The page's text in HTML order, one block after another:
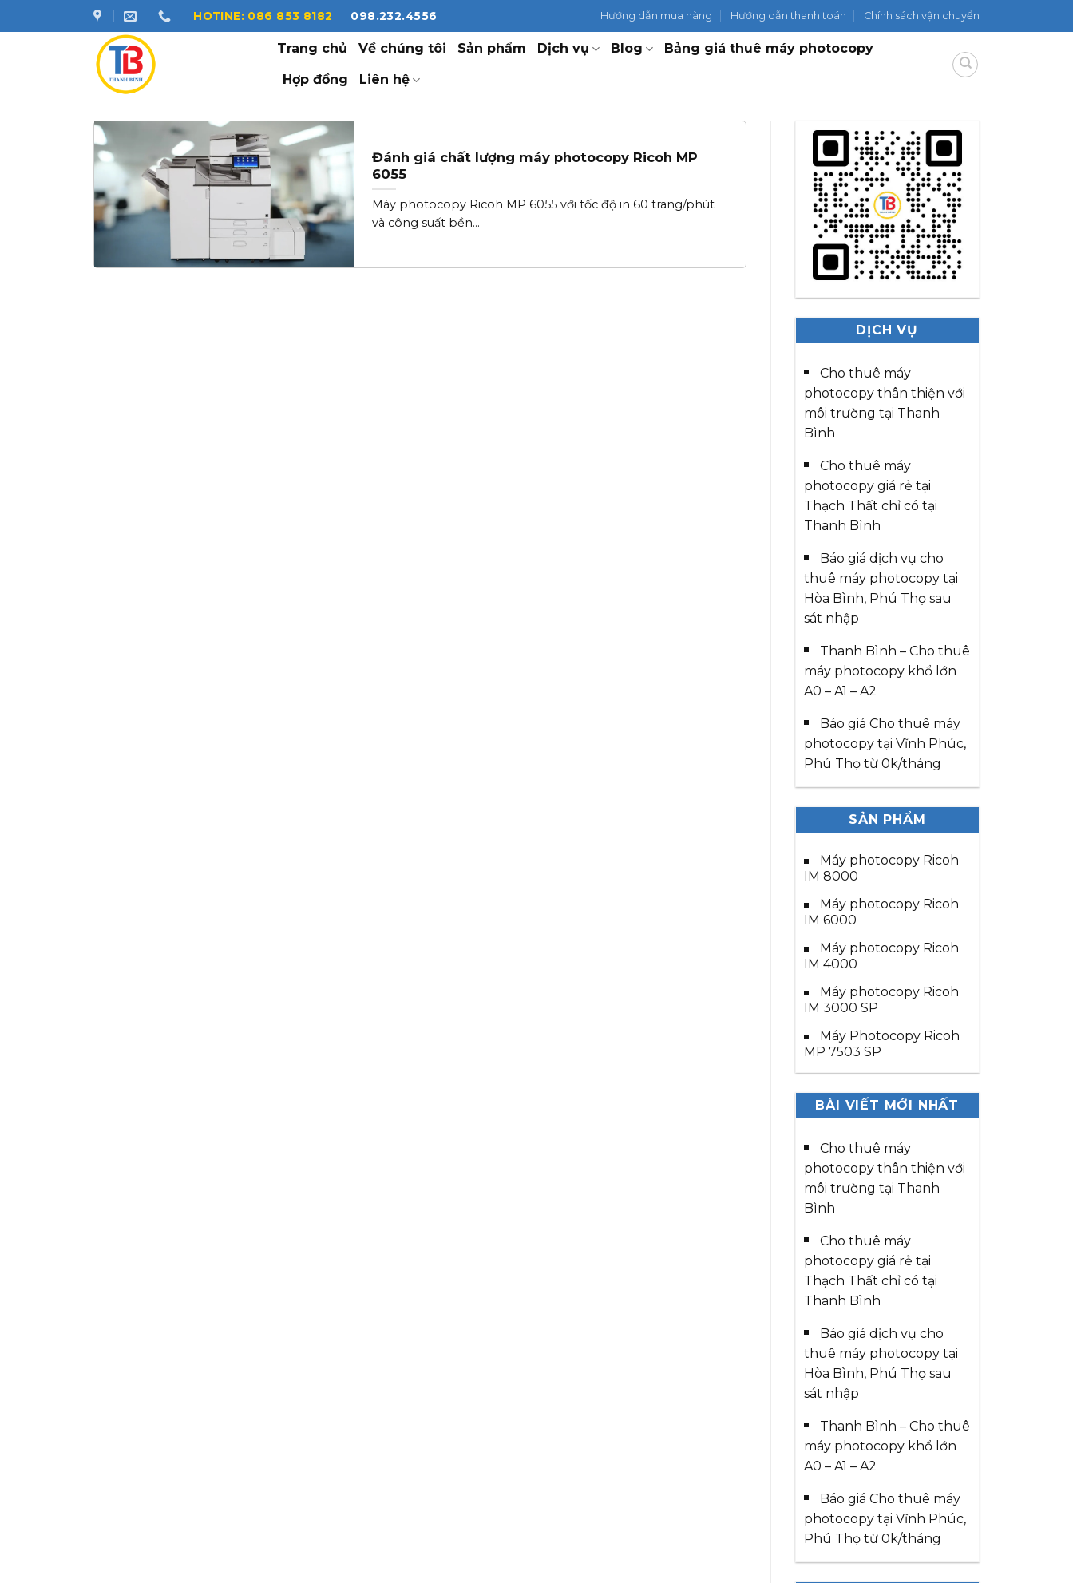
to
HOTINE: 086 853 8182 098.232.4556 Hướng dẫn mua hàng Hướng dẫn thanh toán Chính sách vận chuyển
Trang chủ Về chúng tôi Sản phẩm Dịch vụ Blog Bảng giá thuê máy photocopy
Hợp đồng Liên hệ
Đánh giá chất lượng máy photocopy Ricoh MP
6055
Máy photocopy Ricoh MP 6055 với tốc độ in 60 trang/phút
và công suất bền...
DỊCH VỤ
Cho thuê máy
photocopy thân thiện với
môi trường tại Thanh
Bình
Cho thuê máy
photocopy giá rẻ tại
Thạch Thất chỉ có tại
Thanh Bình
Báo giá dịch vụ cho
thuê máy photocopy tại
Hòa Bình, Phú Thọ sau
sát nhập
Thanh Bình – Cho thuê
máy photocopy khổ lớn
A0 – A1 – A2
Báo giá Cho thuê máy
photocopy tại Vĩnh Phúc,
Phú Thọ từ 0k/tháng
SẢN PHẨM
Máy photocopy Ricoh
IM 8000
Máy photocopy Ricoh
IM 6000
Máy photocopy Ricoh
IM 4000
Máy photocopy Ricoh
IM 3000 SP
Máy Photocopy Ricoh
MP 7503 SP
BÀI VIẾT MỚI NHẤT
Cho thuê máy
photocopy thân thiện với
môi trường tại Thanh
Bình
Cho thuê máy
photocopy giá rẻ tại
Thạch Thất chỉ có tại
Thanh Bình
Báo giá dịch vụ cho
thuê máy photocopy tại
Hòa Bình, Phú Thọ sau
sát nhập
Thanh Bình – Cho thuê
máy photocopy khổ lớn
A0 – A1 – A2
Báo giá Cho thuê máy
photocopy tại Vĩnh Phúc,
Phú Thọ từ 0k/tháng